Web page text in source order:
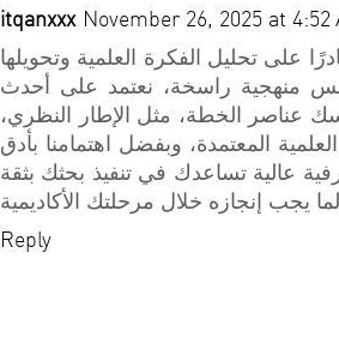
itqanxxx November 26, 2025 at 4:52
على تحليل الفكرة العلمية وتحويلها
منهجية راسخة، نعتمد على أحدث
عناصر الخطة، مثل الإطار النظري،
المعتمدة، وبفضل اهتمامنا بأدق
عالية تساعدك في تنفيذ بحثك بثقة
Reply